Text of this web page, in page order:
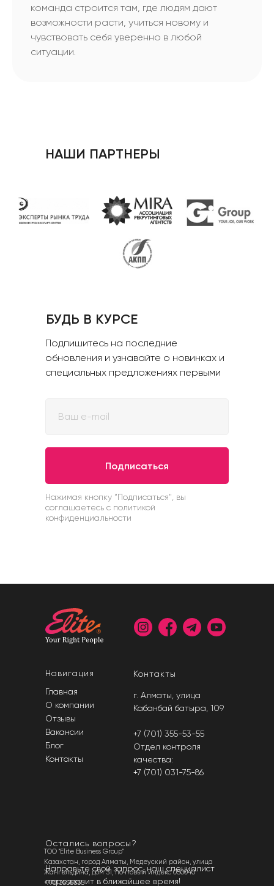
команда строится там, где людям дают
возможности расти, учиться новому и
чувствовать себя уверенно в любой
ситуации.
НАШИ ПАРТНЕРЫ
БУДЬ В КУРСЕ
Подпишитесь на последние
обновления и узнавайте о новинках и
специальных предложениях первыми
Подписаться
Нажимая кнопку “Подписаться", вы
соглашаетесь с политикой
конфиденциальности
Навигация
Главная
О компании
Отзывы
Вакансии
Блог
Контакты
г. Алматы, ​улица
Кабанбай батыра, 109​
+7 (701) 355-53-55
Отдел контроля
качества:
+7 (701) 031-75-86
Контакты
Остались вопросы?
Направьте свой запрос, наш специалист
перезвонит в ближайшее время!
ТОО "Elite Business Group"
Казахстан, город Алматы, Медеуский район, улица
Жангельдина, дом 31, почтовый индекс 050040
+77013555355